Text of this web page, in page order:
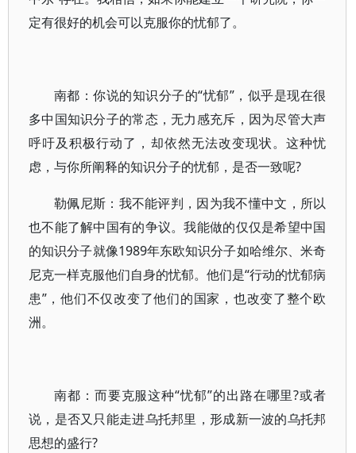
定有很好的机会可以克服你的忧郁了。
南都：你说的知识分子的“忧郁”，似乎是现在很
多中国知识分子的常态，无力感充斥，因为尽管大声
呼吁及积极行动了，却依然无法改变现状。这种忧
虑，与你所阐释的知识分子的忧郁，是否一致呢?
勒佩尼斯：我不能评判，因为我不懂中文，所以
也不能了解中国有的争议。我能做的仅仅是希望中国
的知识分子就像1989年东欧知识分子如哈维尔、米奇
尼克一样克服他们自身的忧郁。他们是“行动的忧郁病
患”，他们不仅改变了他们的国家，也改变了整个欧
洲。
南都：而要克服这种“忧郁”的出路在哪里?或者
说，是否又只能走进乌托邦里，形成新一波的乌托邦
思想的盛行?